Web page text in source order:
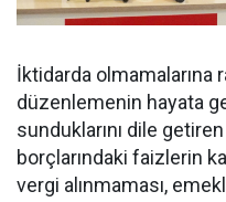
İktidarda olmamalarına
düzenlemenin hayata
sunduklarını dile
borçlarındaki faizlerin
vergi alınmaması,